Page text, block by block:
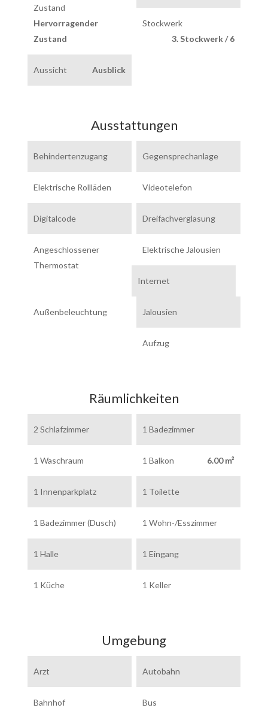
Zustand
Hervorragender
Zustand
Stockwerk
3. Stockwerk / 6
Aussicht Ausblick
Ausstattungen
Behindertenzugang Gegensprechanlage
Elektrische Rollläden Videotelefon
Digitalcode Dreifachverglasung
Angeschlossener
Thermostat
Elektrische Jalousien
Internet
Jalousien
Außenbeleuchtung
Aufzug
Räumlichkeiten
2 Schlafzimmer 1 Badezimmer
1 Waschraum 1 Balkon 6.00 m²
1 Innenparkplatz 1 Toilette
1 Badezimmer (Dusch) 1 Wohn-/Esszimmer
1 Halle 1 Eingang
1 Küche 1 Keller
Umgebung
Arzt Autobahn
Bahnhof Bus